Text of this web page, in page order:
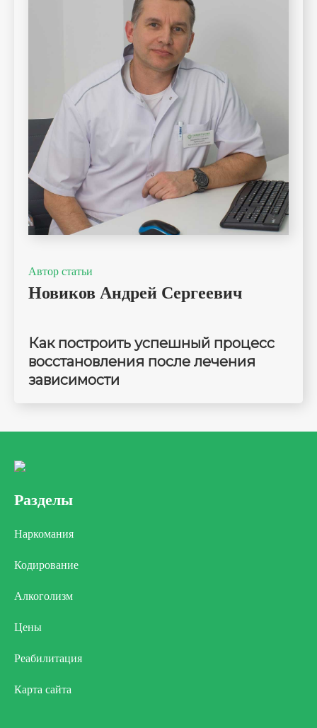
Автор статьи
Новиков Андрей Сергеевич
Как построить успешный процесс
восстановления после лечения
зависимости
Разделы
Наркомания
Кодирование
Алкоголизм
Цены
Реабилитация
Карта сайта